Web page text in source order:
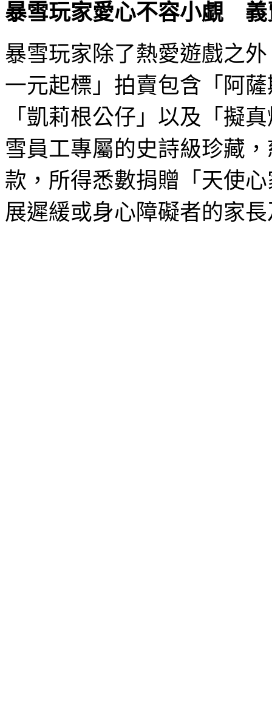
暴雪玩家愛心不容小覷 義
暴雪玩家除了熱愛遊戲之
一元起標」拍賣包含「阿
「凱莉根公仔」以及「擬
雪員工專屬的史詩級珍藏
款，所得悉數捐贈「天使
展遲緩或身心障礙者的家